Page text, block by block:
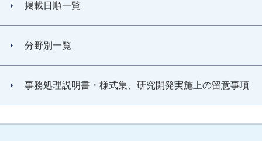
掲載日順一覧
分野別一覧
事務処理説明書・様式集、研究開発実施上の留意事項